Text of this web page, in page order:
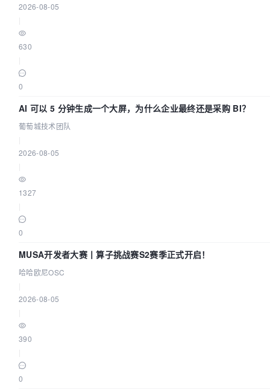
2026-08-05
630
0
AI 可以 5 分钟生成一个大屏，为什么企业最终还是采购 BI？
葡萄城技术团队
2026-08-05
1327
0
MUSA开发者大赛丨算子挑战赛S2赛季正式开启！
哈哈欧尼OSC
2026-08-05
390
0